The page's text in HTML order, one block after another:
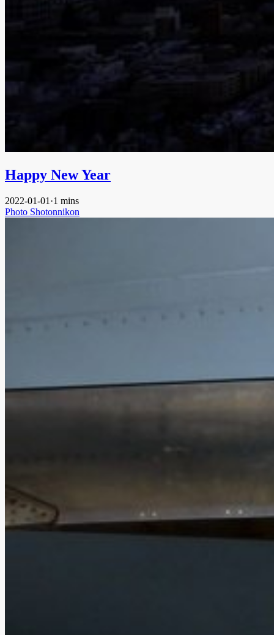
Happy New Year
2022-01-01 ·1 mins
Photo Shotonnikon